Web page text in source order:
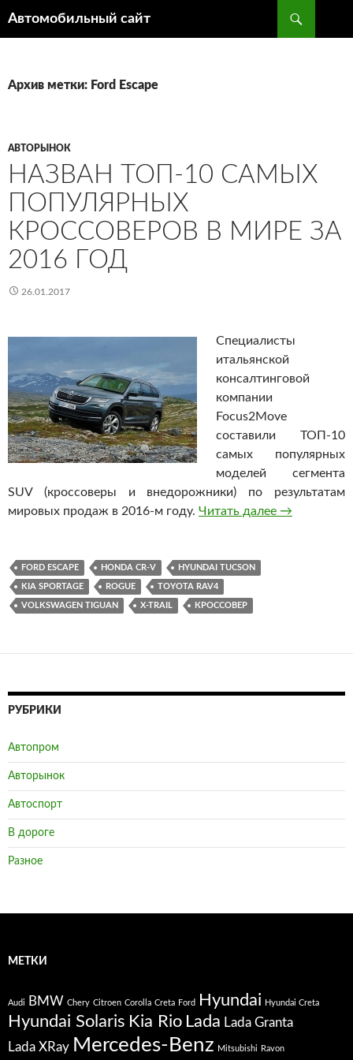
Автомобильный сайт
Архив метки: Ford Escape
АВТОРЫНОК
НАЗВАН ТОП-10 САМЫХ
ПОПУЛЯРНЫХ
КРОССОВЕРОВ В МИРЕ ЗА
2016 ГОД‍
26.01.2017
Специалисты
итальянской
консалтинговой
компании
Focus2Move
составили ТОП-10
самых популярных
моделей сегмента
SUV (кроссоверы и внедорожники) по результатам
мировых продаж в 2016-м году. Читать далее Назван
→
FORD ESCAPE HONDA CR-V HYUNDAI TUCSON
KIA SPORTAGE ROGUE TOYOTA RAV4
VOLKSWAGEN TIGUAN X-TRAIL КРОССОВЕР
РУБРИКИ
Автопром
Авторынок
Автоспорт
В дороге
Разное
МЕТКИ
Audi BMW Chery Citroen Corolla Creta Ford Hyundai Hyundai Creta
Hyundai Solaris Kia Rio Lada Lada Granta
Lada XRay Mercedes-Benz Mitsubishi Ravon